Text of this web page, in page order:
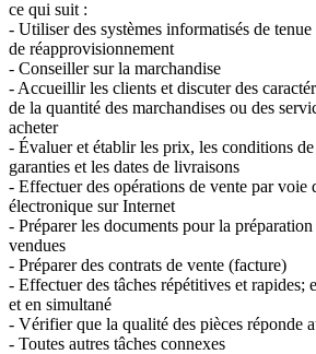
ce qui suit :
- Utiliser des systèmes informatisés de
de réapprovisionnement
- Conseiller sur la marchandise
- Accueillir les clients et discuter des
de la quantité des marchandises ou des
acheter
- Évaluer et établir les prix, les conditions
garanties et les dates de livraisons
- Effectuer des opérations de vente par voie
électronique sur Internet
- Préparer les documents pour la
vendues
- Préparer des contrats de vente (facture)
- Effectuer des tâches répétitives et rapides;
et en simultané
- Vérifier que la qualité des pièces réponde
- Toutes autres tâches connexes